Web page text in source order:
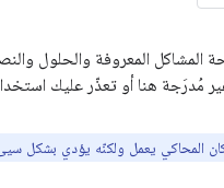
مُدرَجة هنا أو تعذّر عليك
كان المحاكي يعمل ولكنّه يؤدي بشكل